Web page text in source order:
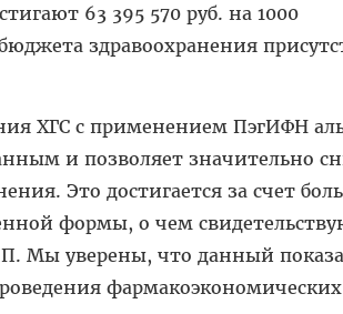
63 395 570 руб. на 1000
здравоохранения
ХГС с применением ПэгИФН
и позволяет значительно
Это достигается за счет
формы, о чем
Мы уверены, что данный
фармакоэкономических